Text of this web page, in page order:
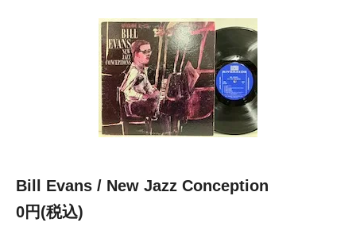
Bill Evans / New Jazz Conception
0円(税込)